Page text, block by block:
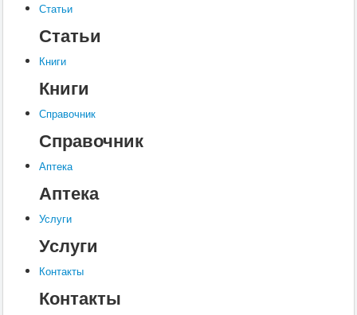
Книги
Услуги
Контакты
Шкатулки
Статьи
Статьи
Книги
Книги
Справочник
Справочник
Аптека
Аптека
Услуги
Услуги
Контакты
Контакты